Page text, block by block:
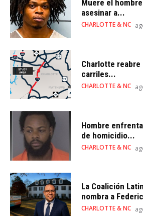
Muere el
asesinar a...
CHARLOTTE & NC
Charlotte
carriles...
CHARLOTTE & NC
Hombre
de homicidio...
CHARLOTTE & NC
La Coalición
nombra a
CHARLOTTE & NC